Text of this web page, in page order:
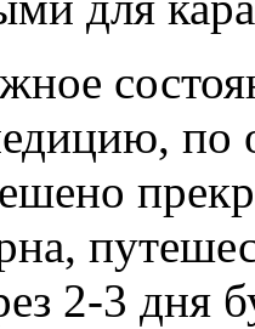
2-3 дня